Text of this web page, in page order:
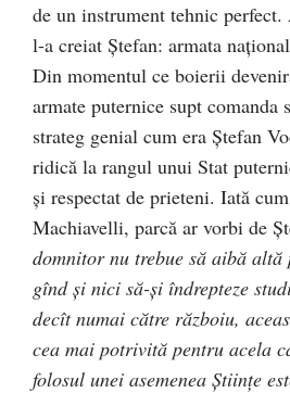
de un instrument tehnic
l-a creiat Ștefan: armata
Din momentul ce boierii
armate puternice supt comanda
strateg genial cum era Ștefan
ridică la rangul unui Stat
şi respectat de prieteni. Iată
Machiavelli, parcă ar vorbi de
domnitor nu trebue să aibă
gînd şi nici să-şi îndrepteze
decît numai către războiu,
cea mai potrivită pentru acela
folosul unei asemenea Ştiinţe